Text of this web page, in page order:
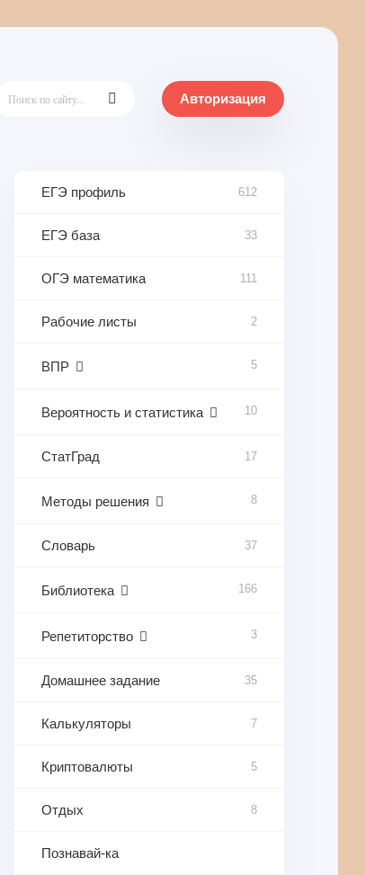
Авторизация
ЕГЭ профиль 612
ЕГЭ база 33
ОГЭ математика 111
Рабочие листы 2
ВПР 5
Вероятность и статистика 10
СтатГрад 17
Методы решения 8
Словарь 37
Библиотека 166
Репетиторство 3
Домашнее задание 35
Калькуляторы 7
Криптовалюты 5
Отдых 8
Познавай-ка